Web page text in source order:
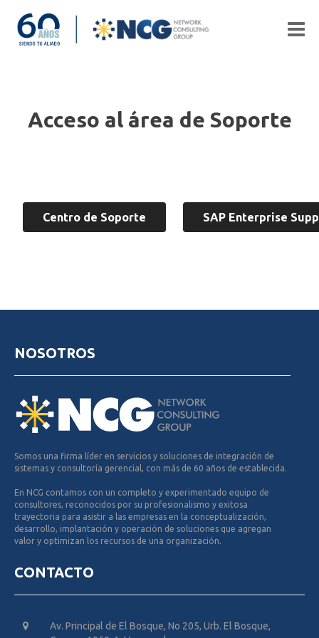
Acceso al área de Soporte
Centro de Soporte SAP Enterprise
NOSOTROS
Somos una firma líder en servicios y soluciones de integración de
sistemas y consultoría gerencial, con más de 60 años de establecida.
En NCG contamos con un completo y experimentado equipo de
consultores, reconocidos por su profesionalismo y exitosa
trayectoria para asistir a las empresas en la conceptualización,
desarrollo, implantación y operación de soluciones que agregan
valor y optimizan los recursos de una organización.
CONTACTO
Av. Principal de El Bosque, No 205, Urb. El Bosque,